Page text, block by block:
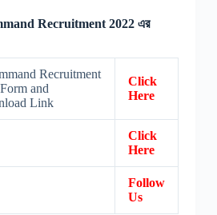
Recruitment 2022 এর
Recruitment
and
Link
Click
Here
Click
Here
Follow
Us